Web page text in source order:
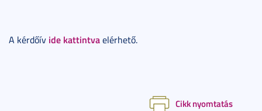
A kérdőív ide kattintvaelérhető.
Cikk nyomtatás